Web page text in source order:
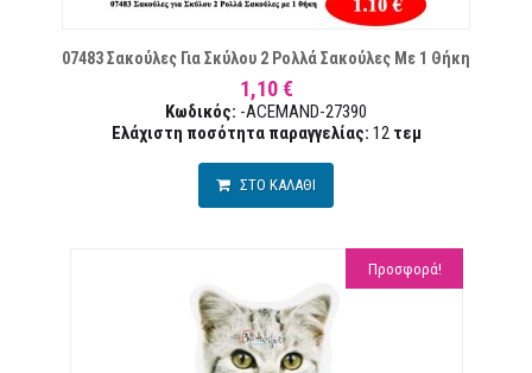
07483 Σακούλες Για Σκύλου 2 Ρολλά Σακούλες Με 1 Θήκη
1,10 €
Κωδικός: -ACEMAND-27390
Ελάχιστη ποσότητα παραγγελίας: 12 τεμ
ΣΤΟ ΚΑΛΑΘΙ
Προσφορά!